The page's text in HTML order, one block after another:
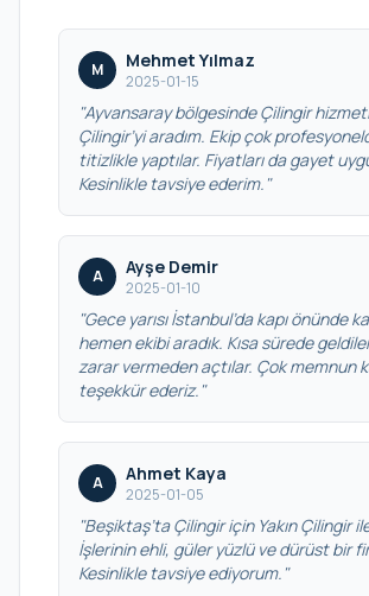
M Mehmet Yılmaz
2025-01-15
"Ayvansaray bölgesinde Çilingir hizmeti
Çilingir’yi aradım. Ekip çok
titizlikle yaptılar. Fiyatları da gayet
Kesinlikle tavsiye ederim."
A Ayşe Demir
2025-01-10
"Gece yarısı İstanbul’da kapı önünde
hemen ekibi aradık. Kısa sürede
zarar vermeden açtılar. Çok memnun
teşekkür ederiz."
A Ahmet Kaya
2025-01-05
"Beşiktaş’ta Çilingir için Yakın Çilingir
İşlerinin ehli, güler yüzlü ve dürüst bir
Kesinlikle tavsiye ediyorum."